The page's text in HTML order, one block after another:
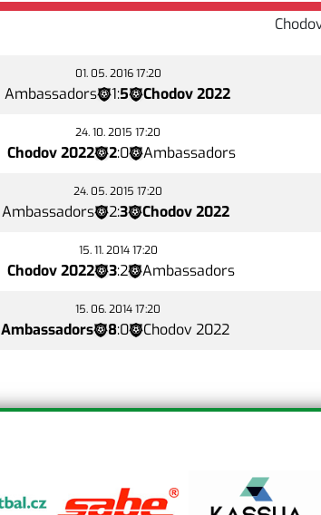
01. 05. 2016 17:20
Ambassadors 1:5 Chodov 2022
24. 10. 2015 17:20
Chodov 2022 2:0 Ambassadors
24. 05. 2015 17:20
Ambassadors 2:3 Chodov 2022
15. 11. 2014 17:20
Chodov 2022 3:2 Ambassadors
15. 06. 2014 17:20
Ambassadors 8:0 Chodov 2022